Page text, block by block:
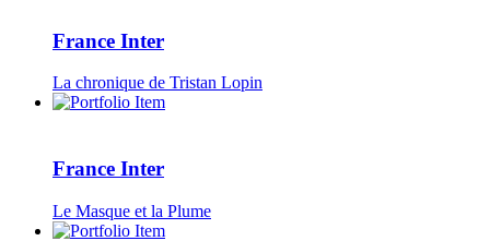
France Inter
La chronique de Tristan Lopin
France Inter
Le Masque et la Plume